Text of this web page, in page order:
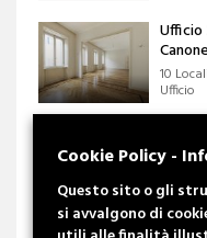
Ufficio
10
Ufficio
3 Locali
Cookie Policy -
Questo sito o gli
si avvalgono di